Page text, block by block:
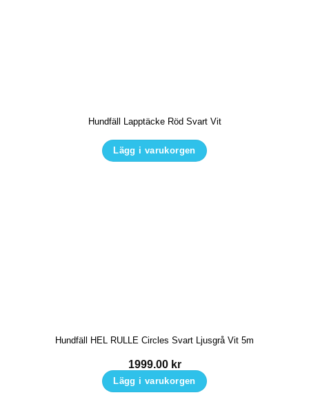
Hundfäll Lapptäcke Röd Svart Vit
Lägg i varukorgen
väljas
på
produktsidan
Hundfäll HEL RULLE Circles Svart Ljusgrå Vit 5m
1999.00 kr
Lägg i varukorgen